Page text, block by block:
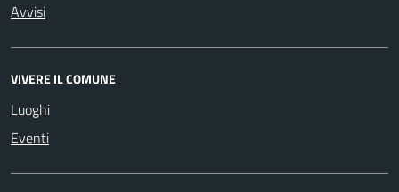
Avvisi
VIVERE IL COMUNE
Luoghi
Eventi